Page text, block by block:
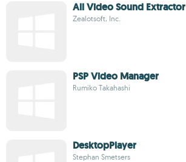
All Video Sound Extractor
Zealotsoft, Inc.
PSP Video Manager
Rumiko Takahashi
DesktopPlayer
Stephan Smetsers